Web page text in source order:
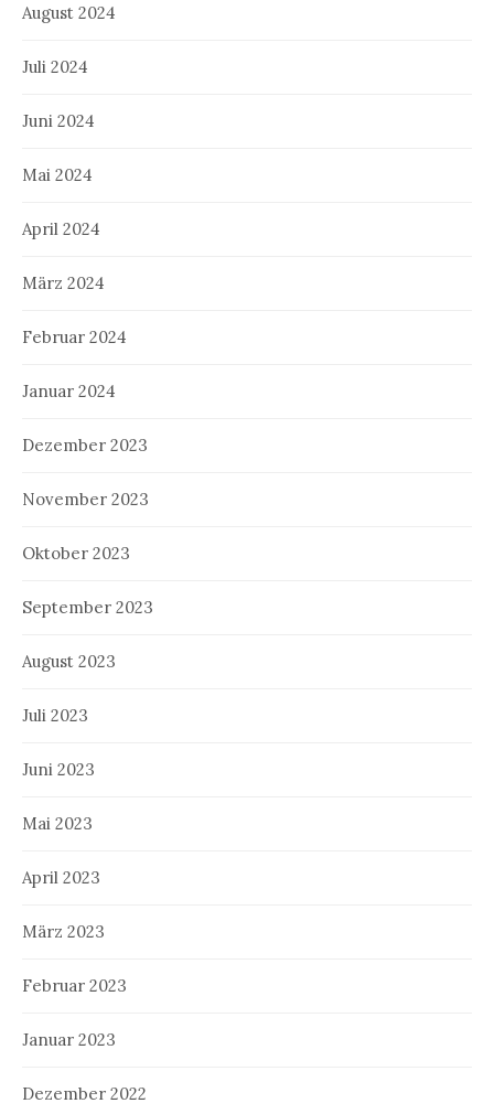
August 2024
Juli 2024
Juni 2024
Mai 2024
April 2024
März 2024
Februar 2024
Januar 2024
Dezember 2023
November 2023
Oktober 2023
September 2023
August 2023
Juli 2023
Juni 2023
Mai 2023
April 2023
März 2023
Februar 2023
Januar 2023
Dezember 2022